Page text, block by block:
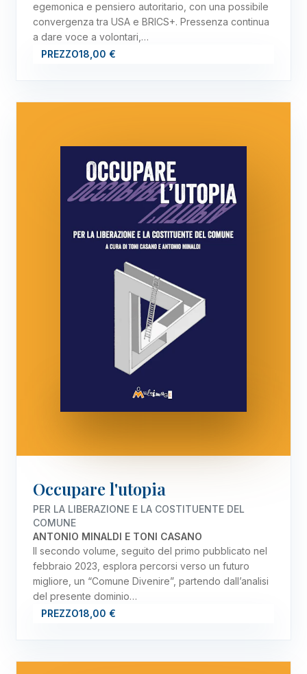
egemonica e pensiero autoritario, con una possibile
convergenza tra USA e BRICS+. Pressenza continua
a dare voce a volontari,…
PREZZO18,00 €
Occupare l'utopia
PER LA LIBERAZIONE E LA COSTITUENTE DEL
COMUNE
ANTONIO MINALDI E TONI CASANO
Il secondo volume, seguito del primo pubblicato nel
febbraio 2023, esplora percorsi verso un futuro
migliore, un “Comune Divenire”, partendo dall’analisi
del presente dominio…
PREZZO18,00 €